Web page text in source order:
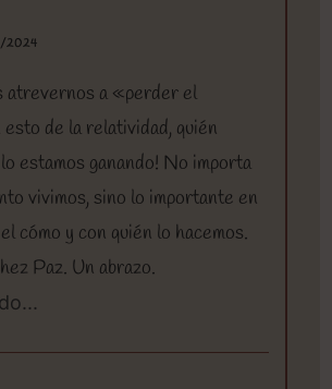
2024
atrevernos a «perder el
de la relatividad, quién
estamos ganando! No importa
vivimos, sino lo importante en
cómo y con quién lo hacemos.
Paz. Un abrazo.